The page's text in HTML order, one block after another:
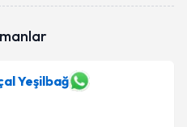
almanız için bir takvim
Yeşilbağ